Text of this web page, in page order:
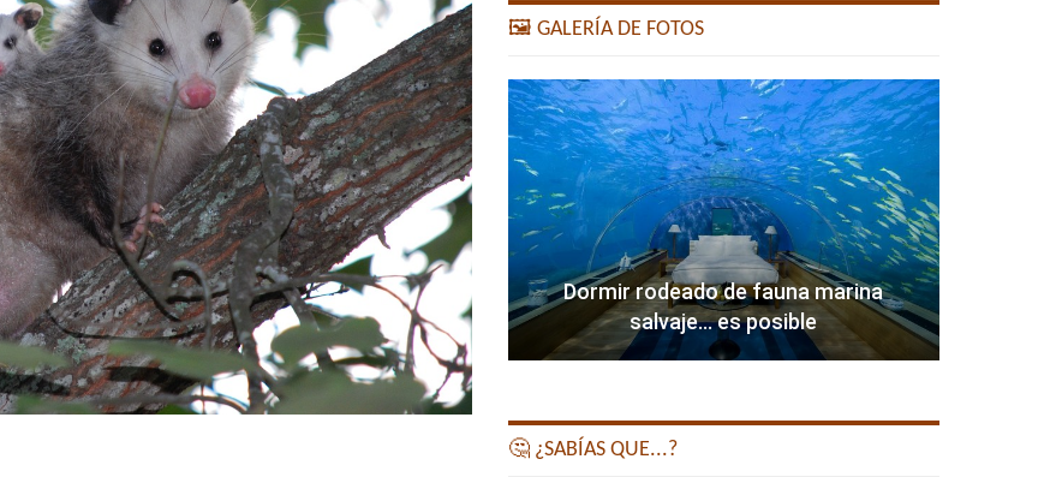
🖼️ GALERÍA DE FOTOS
Dormir rodeado de fauna marina
salvaje… es posible
🤔 ¿SABÍAS QUE...?